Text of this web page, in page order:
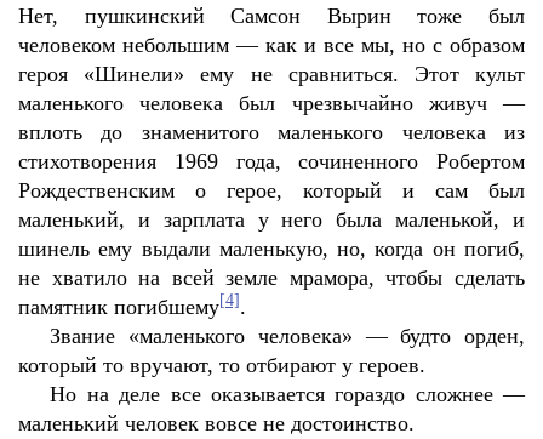
Нет, пушкинский Самсон Вырин тоже был
человеком небольшим — как и все мы, но с образом
героя «Шинели» ему не сравниться. Этот культ
маленького человека был чрезвычайно живуч —
вплоть до знаменитого маленького человека из
стихотворения 1969 года, сочиненного Робертом
Рождественским о герое, который и сам был
маленький, и зарплата у него была маленькой, и
шинель ему выдали маленькую, но, когда он погиб,
не хватило на всей земле мрамора, чтобы сделать
памятник погибшему[4] .
Звание «маленького человека» — будто орден,
который то вручают, то отбирают у героев.
Но на деле все оказывается гораздо сложнее —
маленький человек вовсе не достоинство.